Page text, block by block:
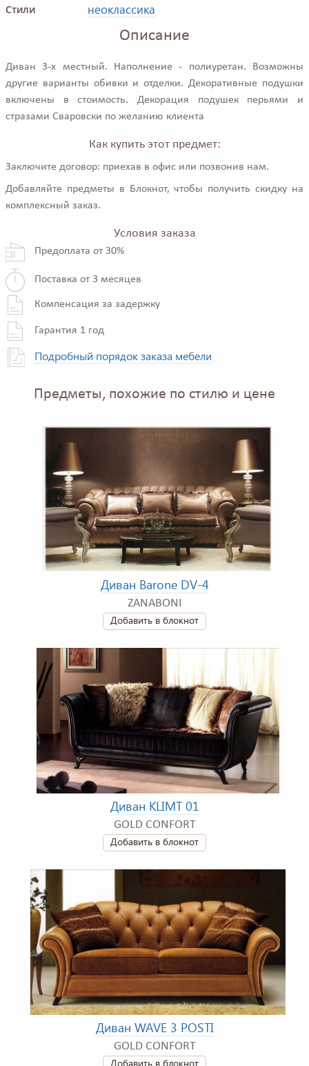
Стили неоклассика
Описание
Диван 3-х местный. Наполнение - полиуретан. Возможны
другие варианты обивки и отделки. Декоративные подушки
включены в стоимость. Декорация подушек перьями и
стразами Сваровски по желанию клиента
Как купить этот предмет:
Заключите договор: приехав в офис или позвонив нам.
Добавляйте предметы в Блокнот, чтобы получить скидку на
комплексный заказ.
Условия заказа
Предоплата от 30%
Поставка от 3 месяцев
Компенсация за задержку
Гарантия 1 год
Подробный порядок заказа мебели
Предметы, похожие по стилю и цене
Диван Barone DV-4
ZANABONI
Добавить в блокнот
Диван KLIMT 01
GOLD CONFORT
Добавить в блокнот
Диван WAVE 3 POSTI
GOLD CONFORT
Добавить в блокнот